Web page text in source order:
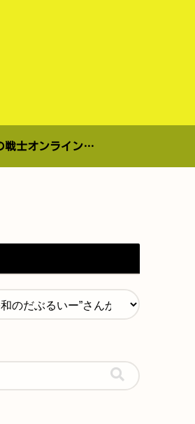
異国の戦士オンラインショップ